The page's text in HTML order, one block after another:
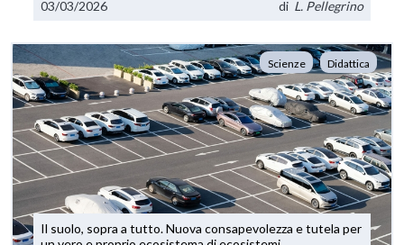
03/03/2026 di L. Pellegrino
Scienze Didattica
Il suolo, sopra a tutto. Nuova consapevolezza e tutela per